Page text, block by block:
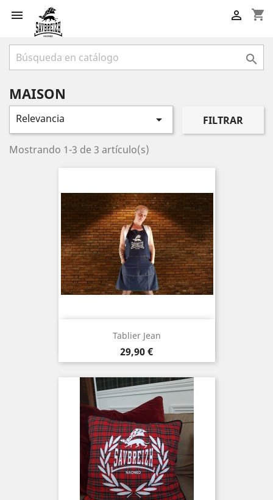
 shopping_cart


MAISON
Relevancia  FILTRAR
Mostrando 1-3 de 3 artículo(s)
Tablier Jean
Precio
29,90 €